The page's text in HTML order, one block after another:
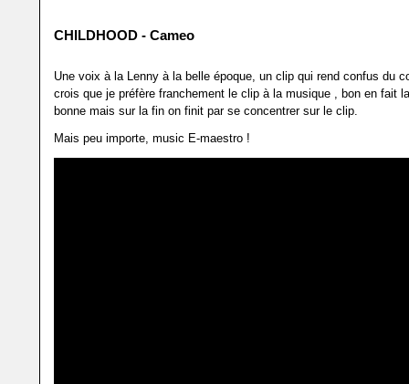
CHILDHOOD - Cameo
Une voix à la Lenny à la belle époque, un clip qui rend confus du
crois que je préfère franchement le clip à la musique , bon en fait
bonne mais sur la fin on finit par se concentrer sur le clip.
Mais peu importe, music E-maestro !